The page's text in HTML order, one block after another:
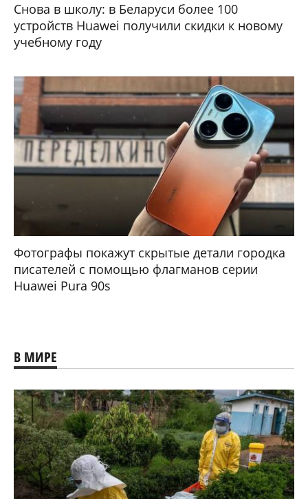
Снова в школу: в Беларуси более 100
устройств Huawei получили скидки к новому
учебному году
Фотографы покажут скрытые детали городка
писателей с помощью флагманов серии
Huawei Pura 90s
В МИРЕ